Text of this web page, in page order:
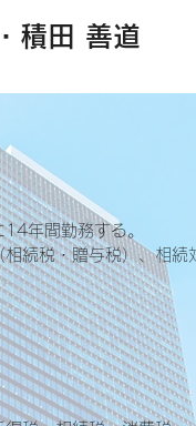
積田 善道
年間勤務する。
続税・贈与税）、相続